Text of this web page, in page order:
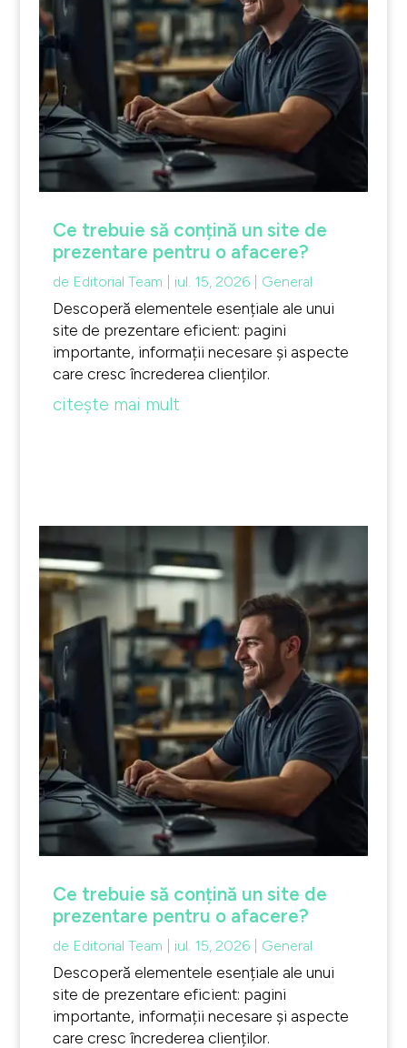
Ce trebuie să conțină un site de
prezentare pentru o afacere?
de Editorial Team iul. 15, 2026| General
Descoperă elementele esențiale ale unui
site de prezentare eficient: pagini
importante, informații necesare și aspecte
care cresc încrederea clienților.
citește mai mult
Ce trebuie să conțină un site de
prezentare pentru o afacere?
de Editorial Team iul. 15, 2026| General
Descoperă elementele esențiale ale unui
site de prezentare eficient: pagini
importante, informații necesare și aspecte
care cresc încrederea clienților.